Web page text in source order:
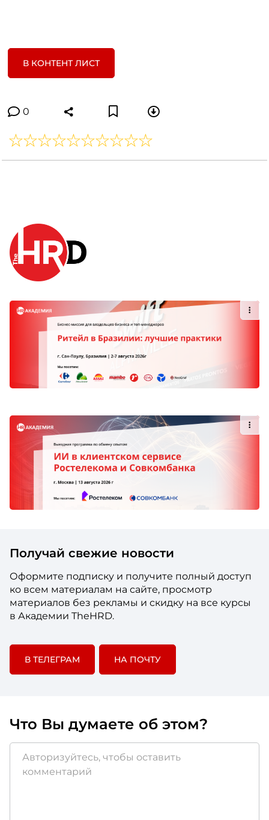
В КОНТЕНТ ЛИСТ
0
Получай свежие новости
Оформите подписку и получите полный доступ
ко всем материалам на сайте, просмотр
материалов без рекламы и скидку на все курсы
в Академии TheHRD.
В ТЕЛЕГРАМ НА ПОЧТУ
Что Вы думаете об этом?